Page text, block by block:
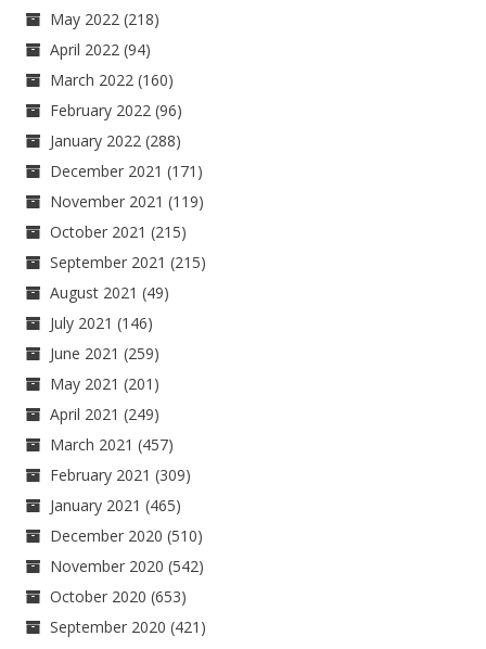
May 2022 (218)
April 2022 (94)
March 2022 (160)
February 2022 (96)
January 2022 (288)
December 2021 (171)
November 2021 (119)
October 2021 (215)
September 2021 (215)
August 2021 (49)
July 2021 (146)
June 2021 (259)
May 2021 (201)
April 2021 (249)
March 2021 (457)
February 2021 (309)
January 2021 (465)
December 2020 (510)
November 2020 (542)
October 2020 (653)
September 2020 (421)